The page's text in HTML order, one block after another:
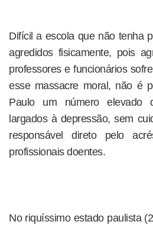
Difícil a escola que não tenha
agredidos fisicamente, pois
professores e funcionários
esse massacre moral, não é
Paulo um número elevado
largados à depressão, sem
responsável direto pelo
profissionais doentes.
No riquíssimo estado paulista